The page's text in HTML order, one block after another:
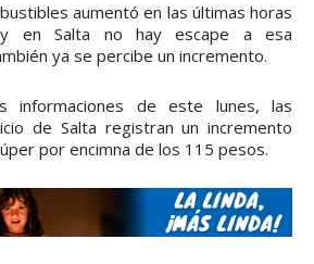
aumentó en las últimas horas
en Salta no hay escape a esa
ya se percibe un incremento.
informaciones de este lunes, las
de Salta registran un incremento
por encimna de los 115 pesos.